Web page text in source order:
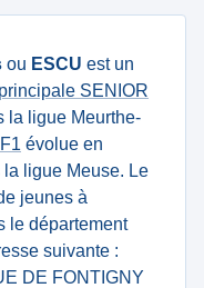
ou ESCU est un
SENIOR
la ligue Meurthe-
évolue en
ligue Meuse. Le
jeunes à
le département
suivante :
DE FONTIGNY